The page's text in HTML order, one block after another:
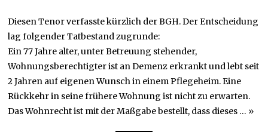
Diesen Tenor verfasste kürzlich der BGH. Der Entscheidung
lag folgender Tatbestand zugrunde:
Ein 77 Jahre alter, unter Betreuung stehender,
Wohnungsberechtigter ist an Demenz erkrankt und lebt seit
2 Jahren auf eigenen Wunsch in einem Pflegeheim. Eine
Rückkehr in seine frühere Wohnung ist nicht zu erwarten.
Das Wohnrecht ist mit der Maßgabe bestellt, dass dieses … »